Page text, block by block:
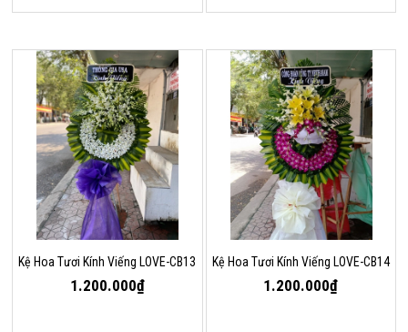
Kệ Hoa Tươi Kính Viếng LOVE-CB13
1.200.000₫
Kệ Hoa Tươi Kính Viếng LOVE-CB14
1.200.000₫